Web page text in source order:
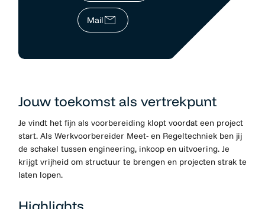
Mail
Jouw toekomst als vertrekpunt
Je vindt het fijn als voorbereiding klopt voordat een project
start. Als Werkvoorbereider Meet- en Regeltechniek ben jij
de schakel tussen engineering, inkoop en uitvoering. Je
krijgt vrijheid om structuur te brengen en projecten strak te
laten lopen.